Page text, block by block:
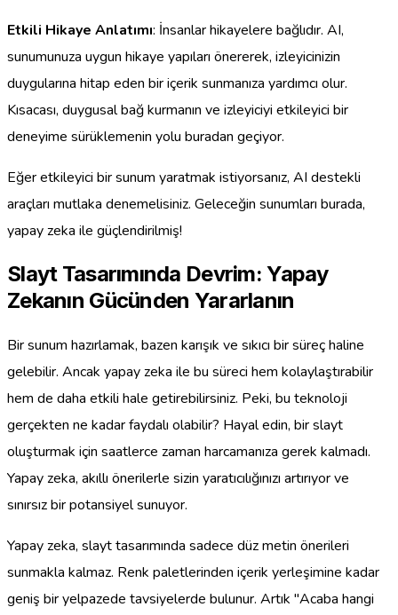
Etkili Hikaye Anlatımı: İnsanlar hikayelere bağlıdır. AI,
sunumunuza uygun hikaye yapıları önererek, izleyicinizin
duygularına hitap eden bir içerik sunmanıza yardımcı olur.
Kısacası, duygusal bağ kurmanın ve izleyiciyi etkileyici bir
deneyime sürüklemenin yolu buradan geçiyor.
Eğer etkileyici bir sunum yaratmak istiyorsanız, AI destekli
araçları mutlaka denemelisiniz. Geleceğin sunumları burada,
yapay zeka ile güçlendirilmiş!
Slayt Tasarımında Devrim: Yapay
Zekanın Gücünden Yararlanın
Bir sunum hazırlamak, bazen karışık ve sıkıcı bir süreç haline
gelebilir. Ancak yapay zeka ile bu süreci hem kolaylaştırabilir
hem de daha etkili hale getirebilirsiniz. Peki, bu teknoloji
gerçekten ne kadar faydalı olabilir? Hayal edin, bir slayt
oluşturmak için saatlerce zaman harcamanıza gerek kalmadı.
Yapay zeka, akıllı önerilerle sizin yaratıcılığınızı artırıyor ve
sınırsız bir potansiyel sunuyor.
Yapay zeka, slayt tasarımında sadece düz metin önerileri
sunmakla kalmaz. Renk paletlerinden içerik yerleşimine kadar
geniş bir yelpazede tavsiyelerde bulunur. Artık "Acaba hangi